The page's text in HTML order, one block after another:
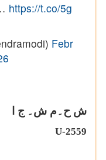
https://t.co/5g
Febr
ش ح۔م ش۔ ج ا
U-2559